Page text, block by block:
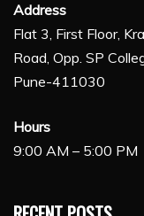
Address
Flat 3, First Floor,
Road, Opp. SP
Pune-411030
Hours
9:00 AM – 5:00 PM